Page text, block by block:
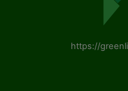
https://